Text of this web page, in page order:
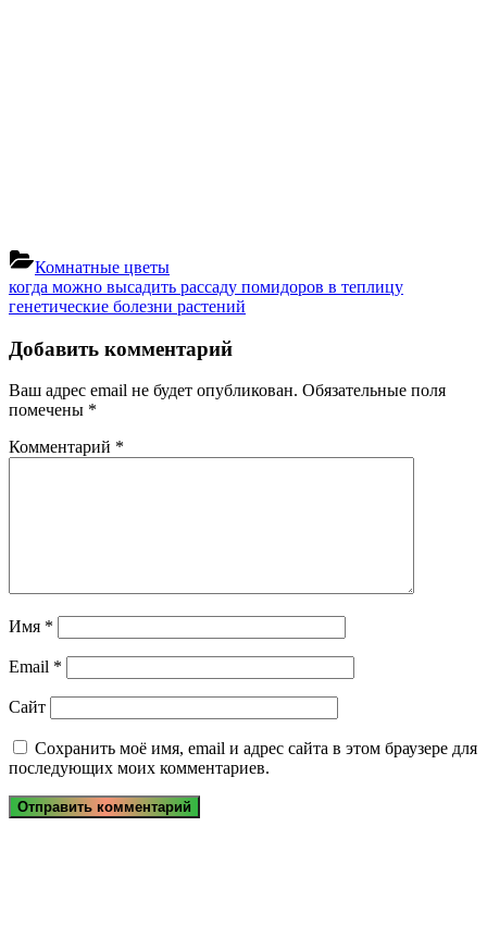
Комнатные цветы
Навигация
по
записям
Previous
Post:
когда можно высадить рассаду помидоров в теплицу
Next
генетические болезни растений
Добавить комментарий
Ваш адрес email не будет опубликован. Обязательные поля
помечены *
Комментарий *
Имя *
Email *
Сайт
Сохранить моё имя, email и адрес сайта в этом браузере для
последующих моих комментариев.